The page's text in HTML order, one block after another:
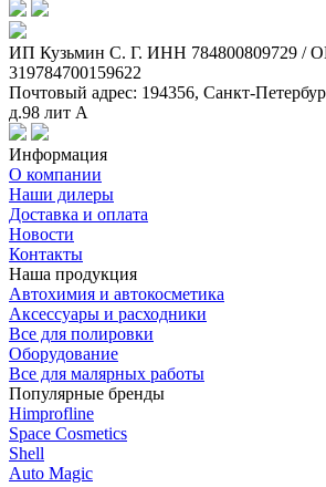
ИП Кузьмин C. Г. ИНН 784800809729 /
319784700159622
Почтовый адрес: 194356, Санкт-
д.98 лит А
Информация
О компании
Наши дилеры
Доставка и оплата
Новости
Контакты
Наша продукция
Автохимия и автокосметика
Аксессуары и расходники
Все для полировки
Оборудование
Все для малярных работы
Популярные бренды
Himprofline
Space Cosmetics
Shell
Auto Magic